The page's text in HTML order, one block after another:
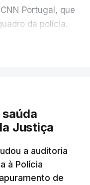
Portugal, que
da polícia.
Justiça
a auditoria
à Polícia
de